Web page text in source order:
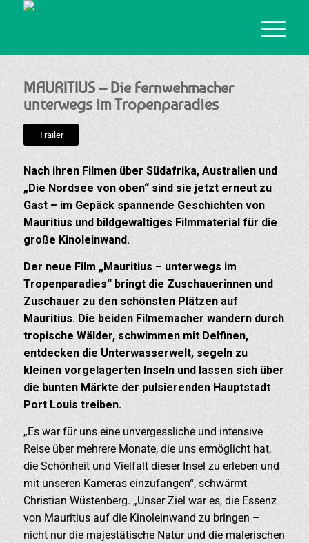
MAURITIUS – Die Fernwehmacher
unterwegs im Tropenparadies
Trailer
Nach ihren Filmen über Südafrika, Australien und
„Die Nordsee von oben“ sind sie jetzt erneut zu
Gast – im Gepäck spannende Geschichten von
Mauritius und bildgewaltiges Filmmaterial für die
große Kinoleinwand.
Der neue Film „Mauritius – unterwegs im
Tropenparadies“ bringt die Zuschauerinnen und
Zuschauer zu den schönsten Plätzen auf
Mauritius. Die beiden Filmemacher wandern durch
tropische Wälder, schwimmen mit Delfinen,
entdecken die Unterwasserwelt, segeln zu
kleinen vorgelagerten Inseln und lassen sich über
die bunten Märkte der pulsierenden Hauptstadt
Port Louis treiben.
„Es war für uns eine unvergessliche und intensive
Reise über mehrere Monate, die uns ermöglicht hat,
die Schönheit und Vielfalt dieser Insel zu erleben und
mit unseren Kameras einzufangen“, schwärmt
Christian Wüstenberg. „Unser Ziel war es, die Essenz
von Mauritius auf die Kinoleinwand zu bringen –
nicht nur die majestätische Natur und die malerischen